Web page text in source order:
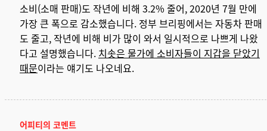
소비(소매 판매)도 작년에 비해 3.2% 줄어, 2020년 7월 만에
가장 큰 폭으로 감소했습니다. 정부 브리핑에서는 자동차 판매
도 줄고, 작년에 비해 비가 많이 와서 일시적으로 나쁘게 나왔
다고 설명했습니다. 치솟은 물가에 소비자들이 지갑을 닫았기
때문이라는 얘기도 나오네요.
어피티의 코멘트